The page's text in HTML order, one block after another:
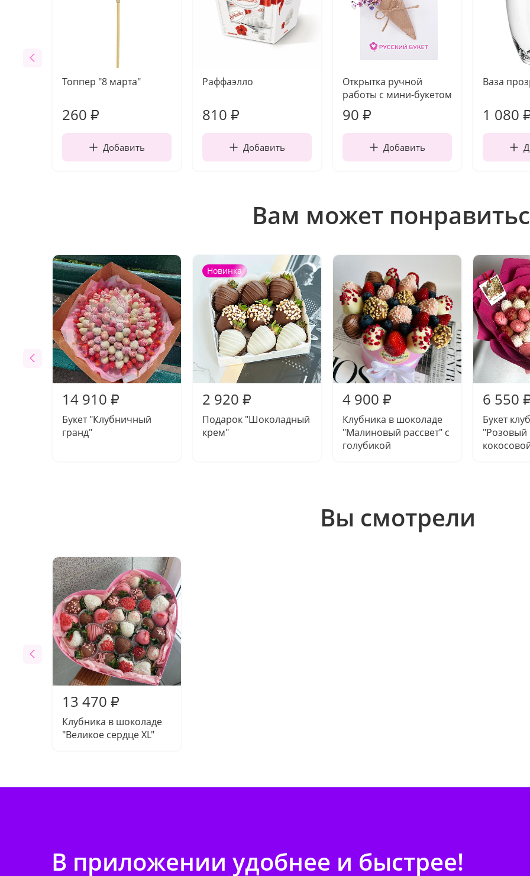
Топпер "8 марта"
260 ₽
Добавить
Раффаэлло
810 ₽
Добавить
Открытка ручной
работы с мини-букетом
90 ₽
Добавить
Ваза
1 080
Вам может
14 910 ₽
Букет "Клубничный
гранд"
Новинка
2 920 ₽
Подарок "Шоколадный
крем"
4 900 ₽
Клубника в шоколаде
"Малиновый рассвет" с
голубикой
6 550
Букет
"Розовый
Вы смотрели
13 470 ₽
Клубника в шоколаде
"Великое сердце XL"
В приложении удобнее и быстрее!